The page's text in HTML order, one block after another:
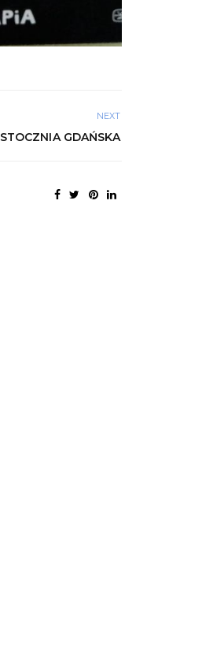
NEXT
STOCZNIA GDAŃSKA